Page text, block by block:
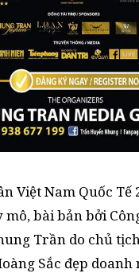
Việt Nam Quốc
bài bản bởi
Trần do chủ
Sắc đẹp